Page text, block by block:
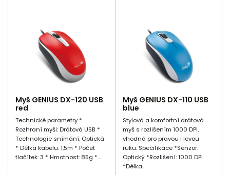
Myš GENIUS DX-120 USB
red
Technické parametry *
Rozhraní myši: Drátová USB *
Technologie snímání: Optická
* Délka kabelu: 1,5m * Počet
tlačítek: 3 * Hmotnost: 85g *...
Myš GENIUS DX-110 USB
blue
Stylová a komfortní drátová
myš s rozlišením 1000 DPI,
vhodná pro pravou i levou
ruku. Specifikace *Senzor:
Optický *Rozlišení: 1000 DPI
*Délka...